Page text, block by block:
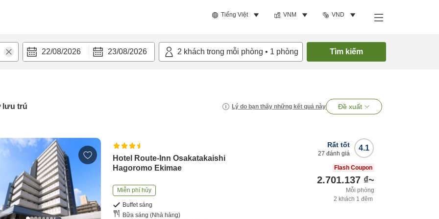
Tiếng Việt VNM VND
22/08/2026 23/08/2026 2 khách trong mỗi phòng • 1 phòng Tìm kiếm
lưu trú Lý do bạn thấy những kết quả này Đề xuất
Hotel Route-Inn Osakatakaishi
Hagoromo Ekimae
Miễn phí hủy
Buffet sáng
Bữa sáng (Nhà hàng)
4.1
Rất tốt
27 đánh giá
Flash Coupon
2.701.137 ₫~
Mỗi phòng
2 khách 1 đêm